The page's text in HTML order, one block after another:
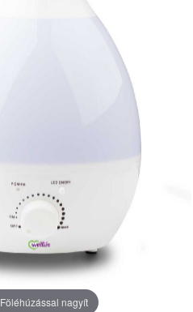
Föléhúzással nagyít